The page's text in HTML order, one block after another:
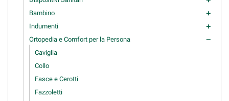
Bambino add
Indumenti add
Ortopedia e Comfort per la Persona remove
Caviglia
Collo
Fasce e Cerotti
Fazzoletti